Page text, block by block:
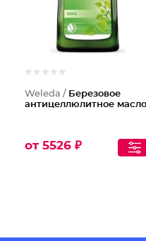
Weleda / Березовое
антицеллюлитное масло
от 5526 ₽